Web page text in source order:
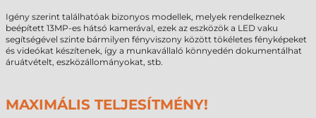
Igény szerint találhatóak bizonyos modellek, melyek rendelkeznek
beépített 13MP-es hátsó kamerával, ezek az eszközök a LED vaku
segítségével szinte bármilyen fényviszony között tökéletes fényképeket
és videókat készítenek, így a munkavállaló könnyedén dokumentálhat
áruátvételt, eszközállományokat, stb.
MAXIMÁLIS TELJESÍTMÉNY!